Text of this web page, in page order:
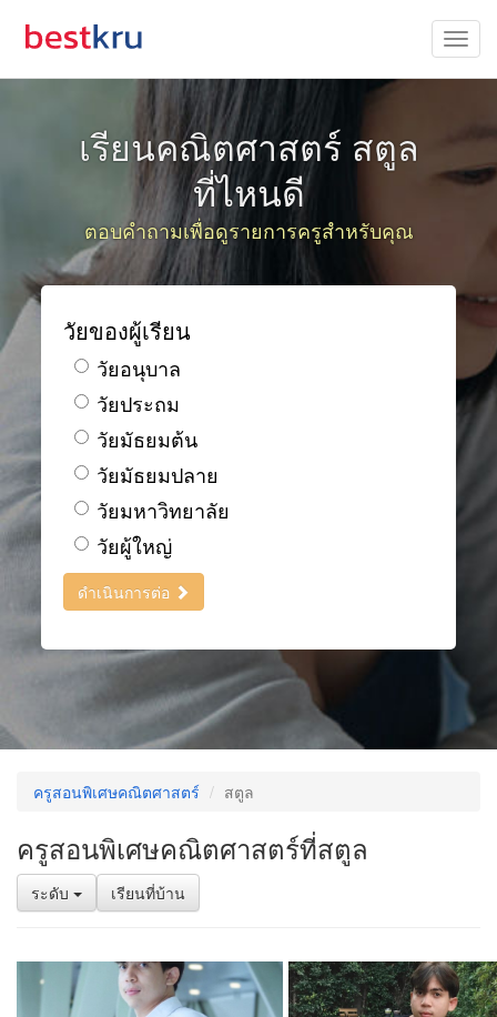
เรียนคณิตศาสตร์ สตูล
ที่ไหนดี
ตอบคำถามเพื่อดูรายการครูสำหรับคุณ
วัยของผู้เรียน
วัยอนุบาล
วัยประถม
วัยมัธยมต้น
วัยมัธยมปลาย
วัยมหาวิทยาลัย
วัยผู้ใหญ่
ดำเนินการต่อ
ครูสอนพิเศษคณิตศาสตร์ สตูล
ครูสอนพิเศษคณิตศาสตร์ที่สตูล
ระดับ เรียนที่บ้าน